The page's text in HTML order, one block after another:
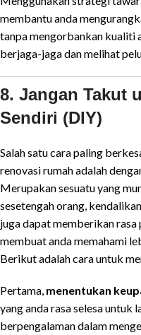
membantu anda
tanpa mengorbankan kualiti
berjaga-jaga dan melihat
8. Jangan Takut
Sendiri (DIY)
Salah satu cara paling
renovasi rumah adalah
Merupakan sesuatu yang
sesetengah orang,
juga dapat memberikan rasa
membuat anda memahami
Berikut adalah cara untuk
Pertama, menentukan
yang anda rasa selesa untuk
berpengalaman dalam